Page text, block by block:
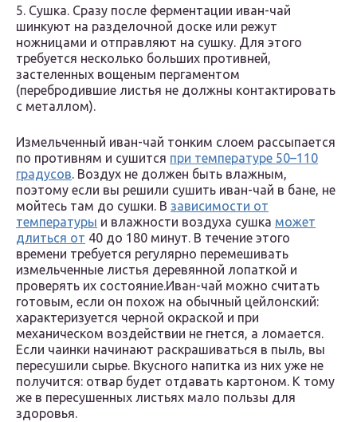
5. Сушка. Сразу после ферментации иван-чай
шинкуют на разделочной доске или режут
ножницами и отправляют на сушку. Для этого
требуется несколько больших противней,
застеленных вощеным пергаментом
(перебродившие листья не должны контактировать
с металлом).
Измельченный иван-чай тонким слоем рассыпается
по противням и сушится при температуре 50–110
градусов. Воздух не должен быть влажным,
поэтому если вы решили сушить иван-чай в бане, не
мойтесь там до сушки. В зависимости от
температуры и влажности воздуха сушка может
длиться от 40 до 180 минут. В течение этого
времени требуется регулярно перемешивать
измельченные листья деревянной лопаткой и
проверять их состояние.Иван-чай можно считать
готовым, если он похож на обычный цейлонский:
характеризуется черной окраской и при
механическом воздействии не гнется, а ломается.
Если чаинки начинают раскрашиваться в пыль, вы
пересушили сырье. Вкусного напитка из них уже не
получится: отвар будет отдавать картоном. К тому
же в пересушенных листьях мало пользы для
здоровья.